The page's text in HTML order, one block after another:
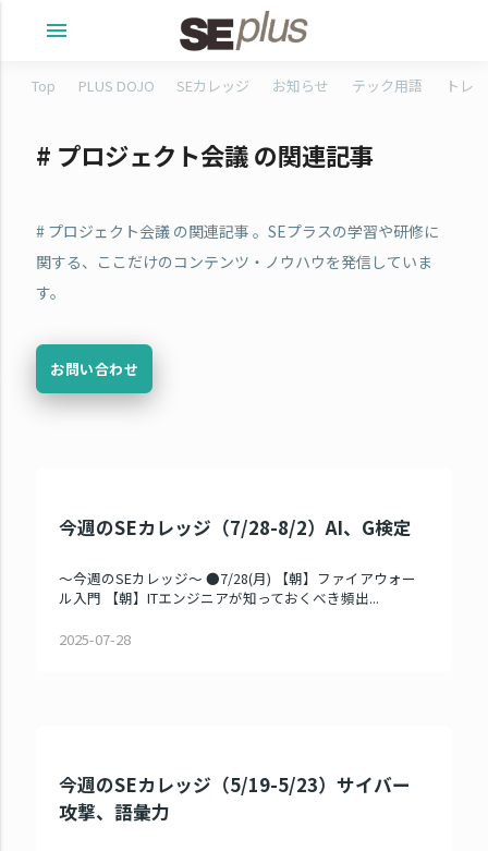
menu
Top PLUS DOJO SEカレッジ お知らせ テック用語 トレ
# プロジェクト会議 の関連記事
# プロジェクト会議 の関連記事 。SEプラスの学習や研修に
関する、ここだけのコンテンツ・ノウハウを発信していま
す。
お問い合わせ
今週のSEカレッジ（7/28-8/2）AI、G検定
～今週のSEカレッジ～ ●7/28(月) 【朝】ファイアウォー
ル入門 【朝】ITエンジニアが知っておくべき頻出...
2025-07-28
今週のSEカレッジ（5/19-5/23）サイバー
攻撃、語彙力